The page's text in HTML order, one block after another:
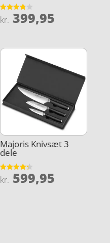
Vurderet
3.8
kr. 399,95
Majoris Knivsæt 3
dele
Vurderet
4.3
kr. 599,95